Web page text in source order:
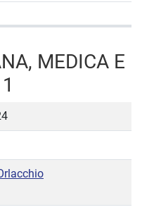
MEDICA E